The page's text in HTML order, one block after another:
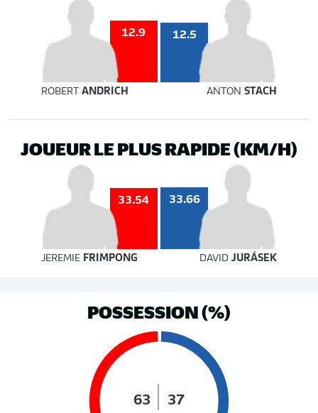
12.9 12.5
ROBERT ANDRICH ANTONSTACH
JOUEUR LE PLUS RAPIDE (KM/H)
33.54 33.66
JEREMIE FRIMPONG DAVIDJURÁSEK
POSSESSION (%)
63 37